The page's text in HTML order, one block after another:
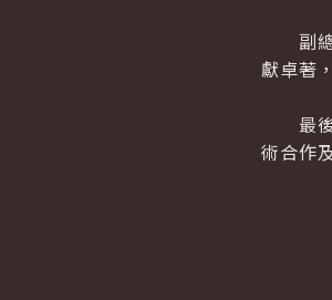
副總
獻卓著
最後
術合作